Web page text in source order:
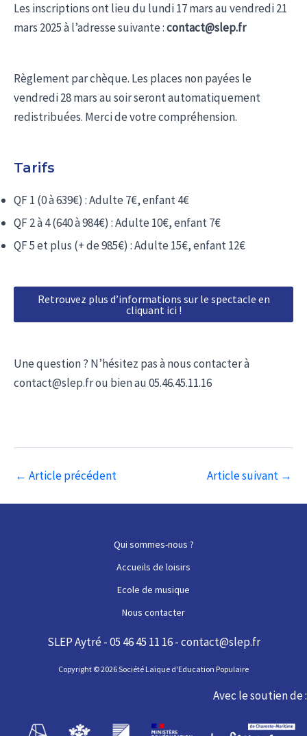
Les inscriptions ont lieu du lundi 17 mars au vendredi 21
mars 2025 à l’adresse suivante :contact@slep.fr
Règlement par chèque. Les places non payées le
vendredi 28 mars au soir seront automatiquement
redistribuées. Merci de votre compréhension.
Tarifs
QF 1 (0 à 639€) : Adulte 7€, enfant 4€
QF 2 à 4 (640 à 984€) : Adulte 10€, enfant 7€
QF 5 et plus (+ de 985€) : Adulte 15€, enfant 12€
Retrouvez plus d’informations sur le spectacle en
cliquant ici !
Une question ? N’hésitez pas à nous contacter à
contact@slep.fr ou bien au 05.46.45.11.16
Navigation
← Article précédent Article suivant →
Qui sommes-nous ?
Accueils de loisirs
Ecole de musique
Nous contacter
SLEP Aytré - 05 46 45 11 16 - contact@slep.fr
Copyright © 2026 Société Laïque d'Education Populaire
Avec le soutien de :